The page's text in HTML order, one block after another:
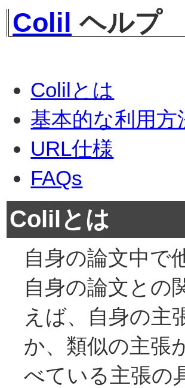
Colil ヘルプ
Colilとは
基本的な利用方
URL仕様
FAQs
Colilとは
自身の論文中で
自身の論文との
えば、自身の主
か、類似の主張
べている主張の